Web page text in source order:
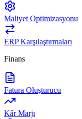
Maliyet Optimizasyonu
ERP Karşılaştırmaları
Finans
Fatura Oluşturucu
Kâr Marjı